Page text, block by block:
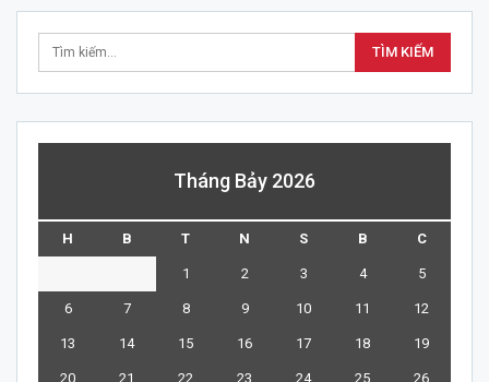
Tháng Bảy 2026
H B T N S B C
1 2 3 4 5
6 7 8 9 10 11 12
13 14 15 16 17 18 19
20 21 22 23 24 25 26